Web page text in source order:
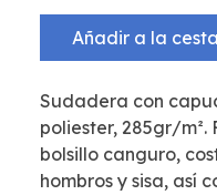
Añadir a la cesta
Sudadera con
poliester, 285gr/
bolsillo canguro,
hombros y sisa, así